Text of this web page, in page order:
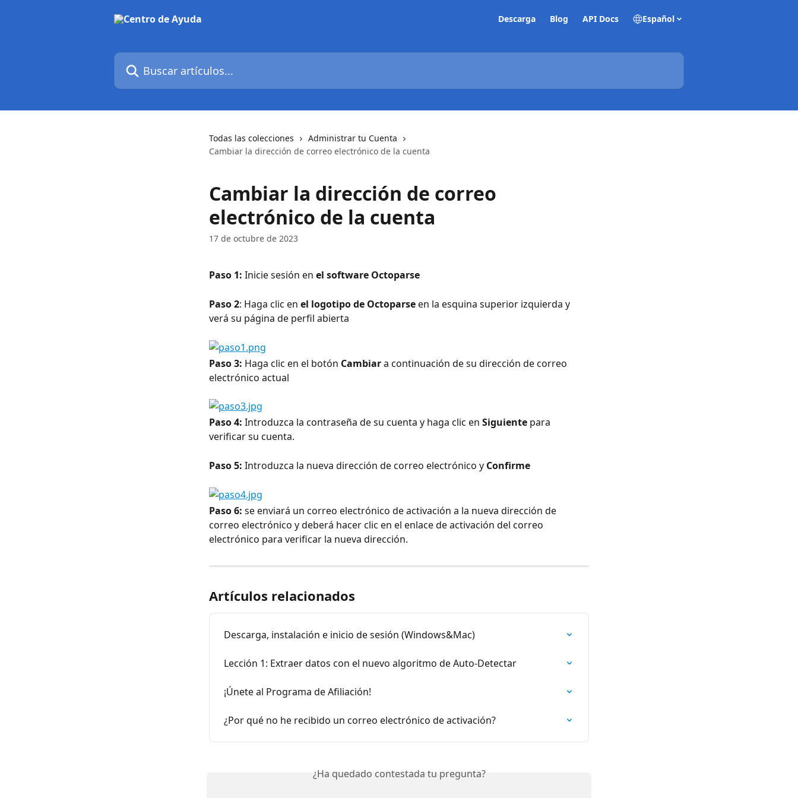
Descarga Blog API Docs Español
Buscar artículos...
Todas las colecciones
Administrar tu Cuenta
Cambiar la dirección de correo electrónico de la cuenta
Cambiar la dirección de correo
electrónico de la cuenta
17 de octubre de 2023
Paso 1: Inicie sesión en el software Octoparse
Paso 2: Haga clic en el logotipo de Octoparse en la esquina superior izquierda y
verá su página de perfil abierta
Paso 3: Haga clic en el botón Cambiar a continuación de su dirección de correo
electrónico actual
Paso 4: Introduzca la contraseña de su cuenta y haga clic en Siguiente para
verificar su cuenta.
Paso 5: Introduzca la nueva dirección de correo electrónico y Confirme
Paso 6: se enviará un correo electrónico de activación a la nueva dirección de
correo electrónico y deberá hacer clic en el enlace de activación del correo
electrónico para verificar la nueva dirección.
Artículos relacionados
Descarga, instalación e inicio de sesión (Windows&Mac)
Lección 1: Extraer datos con el nuevo algoritmo de Auto-Detectar
¡Únete al Programa de Afiliación!
¿Por qué no he recibido un correo electrónico de activación?
¿Ha quedado contestada tu pregunta?